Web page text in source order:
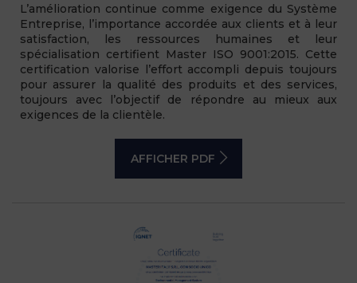
L’amélioration continue comme exigence du Système
Entreprise, l’importance accordée aux clients et à leur
satisfaction, les ressources humaines et leur
spécialisation certifient Master ISO 9001:2015. Cette
certification valorise l’effort accompli depuis toujours
pour assurer la qualité des produits et des services,
toujours avec l’objectif de répondre au mieux aux
exigences de la clientèle.
AFFICHER PDF